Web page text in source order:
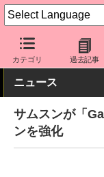
カテゴリ 過去記事
ケータイ Watch OS
ニュース
サムスンが「
ンを強化